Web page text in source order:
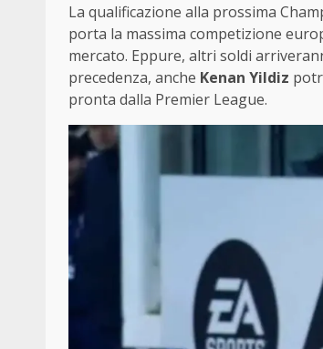
La qualificazione alla prossima
porta la massima competizione
mercato. Eppure, altri soldi
precedenza, anche Kenan Yildiz
pronta dalla Premier League.